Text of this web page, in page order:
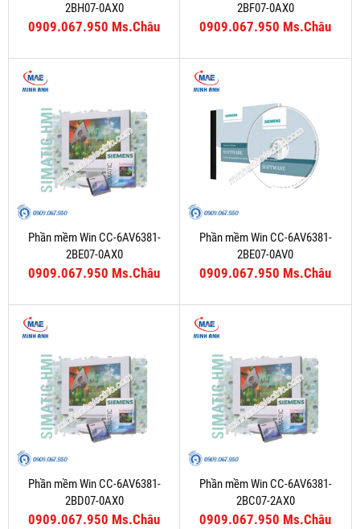
2BH07-0AX0
0909.067.950 Ms.Châu
2BF07-0AX0
0909.067.950 Ms.Châu
Phần mềm Win CC-6AV6381-
2BE07-0AX0
0909.067.950 Ms.Châu
Phần mềm Win CC-6AV6381-
2BE07-0AV0
0909.067.950 Ms.Châu
Phần mềm Win CC-6AV6381-
2BD07-0AX0
0909.067.950 Ms.Châu
Phần mềm Win CC-6AV6381-
2BC07-2AX0
0909.067.950 Ms.Châu